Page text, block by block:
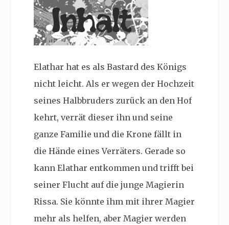
Elathar hat es als Bastard des Königs
nicht leicht. Als er wegen der Hochzeit
seines Halbbruders zurück an den Hof
kehrt, verrät dieser ihn und seine
ganze Familie und die Krone fällt in
die Hände eines Verräters. Gerade so
kann Elathar entkommen und trifft bei
seiner Flucht auf die junge Magierin
Rissa. Sie könnte ihm mit ihrer Magier
mehr als helfen, aber Magier werden